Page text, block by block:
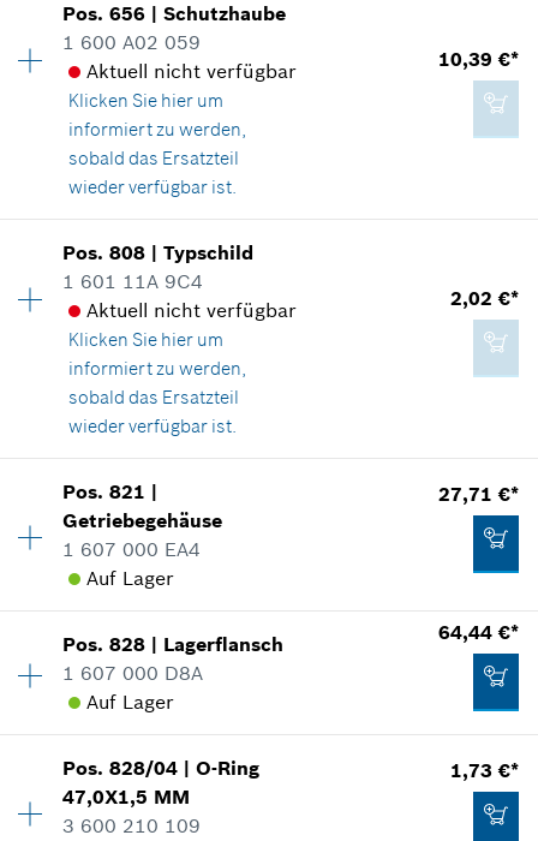
Zum Warenkorb hinzufügen
244,07 €*
*Unverbindliche Preisempfehlung des
Herstellers inklusive MwSt
Zum Warenkorb hinzufügen
Verfügbarkeit 1
Preisgruppe:50
Ersatzteilinformationen
Verwendungsnachweis
In Darstellung zeigen
196,94 €*
*Unverbindliche Preisempfehlung des
Herstellers inklusive MwSt
Zum Warenkorb hinzufügen
Pos.656 |Schutzhaube
1 600 A02 059
Aktuell nicht verfügbar
Klicken Sie hier um
informiert zu werden,
sobald das Ersatzteil
wieder verfügbar ist.
10,39 €*
Preisgruppe:24
Ersatzteilinformationen
Verwendungsnachweis
In Darstellung zeigen
10,39 €*
*Unverbindliche Preisempfehlung des
Herstellers inklusive MwSt
Zum Warenkorb hinzufügen
Pos.808 |Typschild
1 601 11A 9C4
Aktuell nicht verfügbar
Klicken Sie hier um
informiert zu werden,
sobald das Ersatzteil
wieder verfügbar ist.
2,02 €*
Preisgruppe
Ersatzteilinformationen
Verwendungsnachweis
2,02 €*
*Unverbindliche Preisempfehlung des
Herstellers inklusive MwSt
Pos.821 |
Getriebegehäuse
1 607 000 EA4
Auf Lager
27,71 €*
Preisgruppe:32
Ersatzteilinformationen
Pos.828 | Lagerflansch
1 607 000 D8A
Auf Lager
64,44 €*
Verfügbarkeit 1
Preisgruppe:
Ersatzteilinformationen
Pos.828/04 |O-Ring
47,0X1,5 MM
3 600 210 109
1,73 €*